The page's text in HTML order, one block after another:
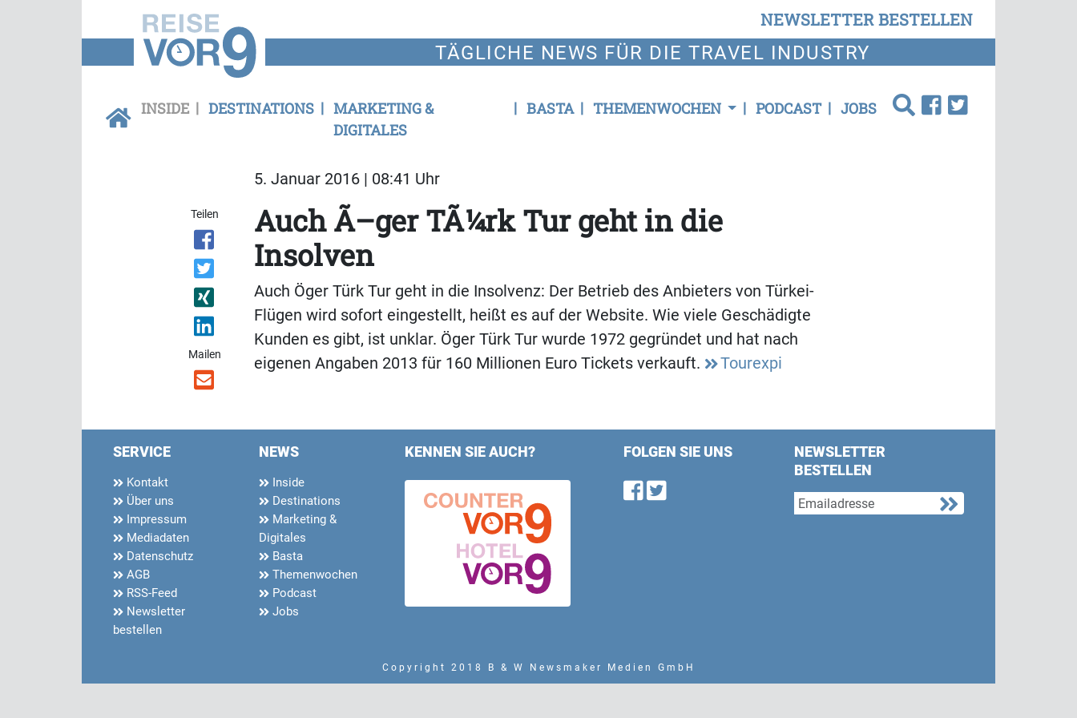
NEWSLETTER BESTELLEN
TÄGLICHE NEWS FÜR DIE TRAVEL INDUSTRY
INSIDE DESTINATIONS
MARKETING &
DIGITALES
BASTA THEMENWOCHEN PODCAST JOBS
5. Januar 2016 | 08:41 Uhr
Teilen
Mailen
Auch Ã–ger TÃ¼rk Tur geht in die
Insolven
Auch Öger Türk Tur geht in die Insolvenz: Der Betrieb des Anbieters von Türkei-
Flügen wird sofort eingestellt, heißt es auf der Website. Wie viele Geschädigte
Kunden es gibt, ist unklar. Öger Türk Tur wurde 1972 gegründet und hat nach
eigenen Angaben 2013 für 160 Millionen Euro Tickets verkauft.
Tourexpi
SERVICE
Kontakt
Über uns
Impressum
Mediadaten
Datenschutz
AGB
RSS-Feed
Newsletter
bestellen
NEWS
Inside
Destinations
Marketing &
Digitales
Basta
Themenwochen
Podcast
Jobs
KENNEN SIE AUCH? FOLGEN SIE UNS
Find us on Facebook
Follow us on Twitter
NEWSLETTER
BESTELLEN
Copyright 2018 B & W Newsmaker Medien GmbH